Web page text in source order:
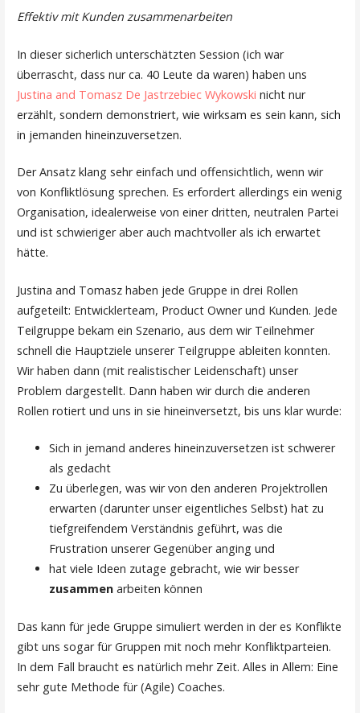
Effektiv mit Kunden zusammenarbeiten
In dieser sicherlich unterschätzten Session (ich war
überrascht, dass nur ca. 40 Leute da waren) haben uns
Justina and Tomasz De Jastrzebiec Wykowski nicht nur
erzählt, sondern demonstriert, wie wirksam es sein kann, sich
in jemanden hineinzuversetzen.
Der Ansatz klang sehr einfach und offensichtlich, wenn wir
von Konfliktlösung sprechen. Es erfordert allerdings ein wenig
Organisation, idealerweise von einer dritten, neutralen Partei
und ist schwieriger aber auch machtvoller als ich erwartet
hätte.
Justina and Tomasz haben jede Gruppe in drei Rollen
aufgeteilt: Entwicklerteam, Product Owner und Kunden. Jede
Teilgruppe bekam ein Szenario, aus dem wir Teilnehmer
schnell die Hauptziele unserer Teilgruppe ableiten konnten.
Wir haben dann (mit realistischer Leidenschaft) unser
Problem dargestellt. Dann haben wir durch die anderen
Rollen rotiert und uns in sie hineinversetzt, bis uns klar wurde:
Sich in jemand anderes hineinzuversetzen ist schwerer
als gedacht
Zu überlegen, was wir von den anderen Projektrollen
erwarten (darunter unser eigentliches Selbst) hat zu
tiefgreifendem Verständnis geführt, was die
Frustration unserer Gegenüber anging und
hat viele Ideen zutage gebracht, wie wir besser
zusammenarbeiten können
Das kann für jede Gruppe simuliert werden in der es Konflikte
gibt uns sogar für Gruppen mit noch mehr Konfliktparteien.
In dem Fall braucht es natürlich mehr Zeit. Alles in Allem: Eine
sehr gute Methode für (Agile) Coaches.